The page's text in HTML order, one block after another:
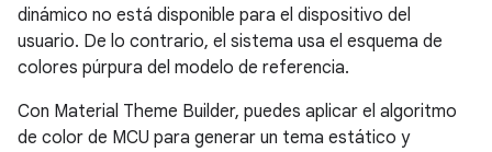
dinámico no está disponible para el dispositivo del
usuario. De lo contrario, el sistema usa el esquema de
colores púrpura del modelo de referencia.
Con Material Theme Builder, puedes aplicar el algoritmo
de color de MCU para generar un tema estático y